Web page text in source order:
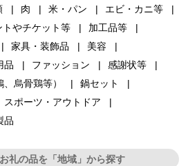
肉 米・パン
エビ・カニ等
トやチケット等
加工品等
家具・装飾品
美容
品 ファッション
感謝状等
、烏骨鶏等）
鍋セット
スポーツ・アウトドア
品
礼の品を「地域」から探す